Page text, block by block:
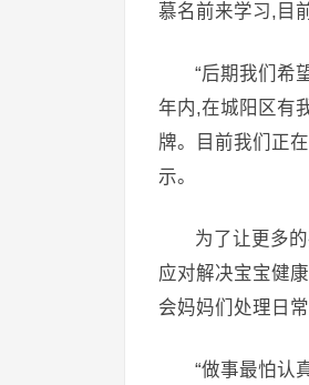
慕名前来学习,目
“后期我们希
年内,在城阳区有
牌。目前我们正
示。
为了让更多
应对解决宝宝健
会妈妈们处理日
“做事最怕认